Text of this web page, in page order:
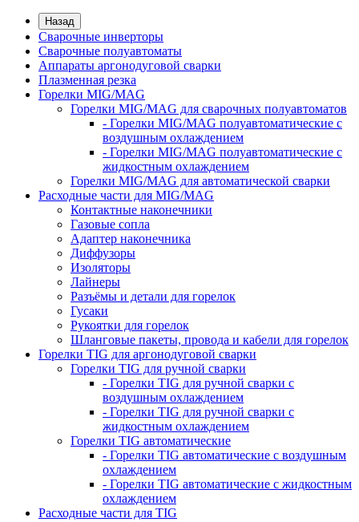
Назад
Сварочные инверторы
Сварочные полуавтоматы
Аппараты аргонодуговой сварки
Плазменная резка
Горелки MIG/MAG
Горелки MIG/MAG для сварочных полуавтоматов
- Горелки MIG/MAG полуавтоматические с
воздушным охлаждением
- Горелки MIG/MAG полуавтоматические с
жидкостным охлаждением
Горелки MIG/MAG для автоматической сварки
Расходные части для MIG/MAG
Контактные наконечники
Газовые сопла
Адаптер наконечника
Диффузоры
Изоляторы
Лайнеры
Разъёмы и детали для горелок
Гусаки
Рукоятки для горелок
Шланговые пакеты, провода и кабели для горелок
Горелки TIG для аргонодуговой сварки
Горелки TIG для ручной сварки
- Горелки TIG для ручной сварки с
воздушным охлаждением
- Горелки TIG для ручной сварки с
жидкостным охлаждением
Горелки TIG автоматические
- Горелки TIG автоматические с воздушным
охлаждением
- Горелки TIG автоматические с жидкостным
охлаждением
Расходные части для TIG